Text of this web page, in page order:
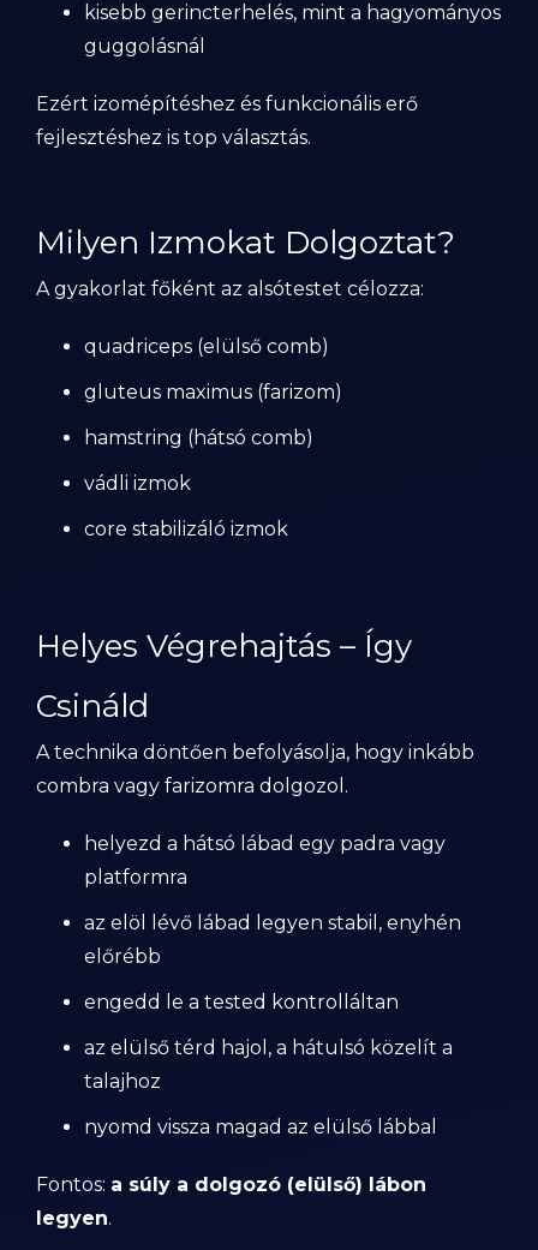
kisebb gerincterhelés, mint a hagyományos
guggolásnál
Ezért izomépítéshez és funkcionális erő
fejlesztéshez is top választás.
Milyen Izmokat Dolgoztat?
A gyakorlat főként az alsótestet célozza:
quadriceps (elülső comb)
gluteus maximus (farizom)
hamstring (hátsó comb)
vádli izmok
core stabilizáló izmok
Helyes Végrehajtás – Így
Csináld
A technika döntően befolyásolja, hogy inkább
combra vagy farizomra dolgozol.
helyezd a hátsó lábad egy padra vagy
platformra
az elöl lévő lábad legyen stabil, enyhén
előrébb
engedd le a tested kontrolláltan
az elülső térd hajol, a hátulsó közelít a
talajhoz
nyomd vissza magad az elülső lábbal
Fontos: a súly a dolgozó (elülső) lábon
legyen.